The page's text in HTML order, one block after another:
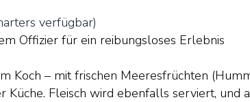
verfügbar)
Offizier für ein reibungsloses Erlebnis
Koch – mit frischen Meeresfrüchten
Küche. Fleisch wird ebenfalls serviert, und